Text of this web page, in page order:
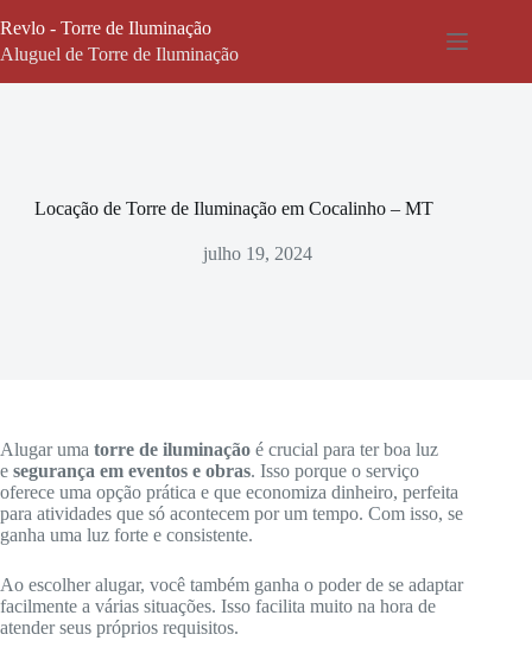
para
o
Revlo - Torre de Iluminação
Aluguel de Torre de Iluminação
Locação de Torre de Iluminação em Cocalinho – MT
julho 19, 2024
Alugar uma torre de iluminação é crucial para ter boa luz
e segurança em eventos e obras. Isso porque o serviço
oferece uma opção prática e que economiza dinheiro, perfeita
para atividades que só acontecem por um tempo. Com isso, se
ganha uma luz forte e consistente.
Ao escolher alugar, você também ganha o poder de se adaptar
facilmente a várias situações. Isso facilita muito na hora de
atender seus próprios requisitos.